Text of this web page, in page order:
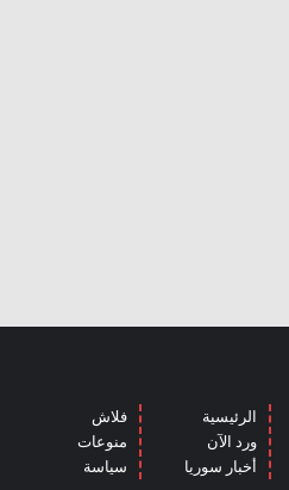
الرئيسية
ورد الآن
أخبار سوريا
فلاش
منوعات
سياسة